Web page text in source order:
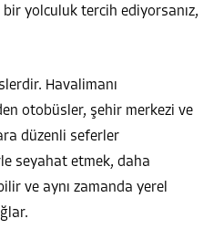
yolculuk tercih ediyorsanız,
Havalimanı
otobüsler, şehir merkezi ve
düzenli seferler
seyahat etmek, daha
ve aynı zamanda yerel